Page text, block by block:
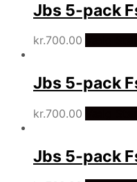
Jbs 5-pack
kr.700.00
Jbs 5-pack
kr.700.00
Jbs 5-pack